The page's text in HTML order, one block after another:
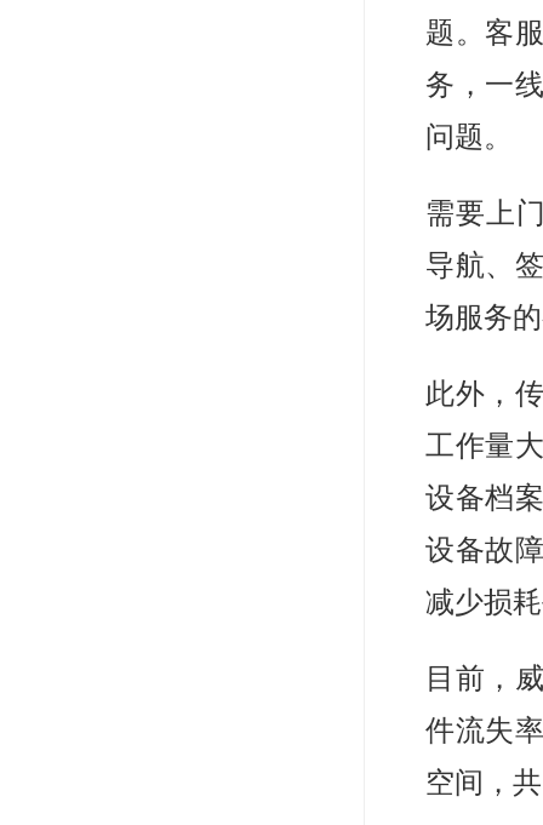
题。客
务，一
问题。
需要上
导航、
场服务
此外，
工作量
设备档
设备故
减少损
目前，
件流失
空间，